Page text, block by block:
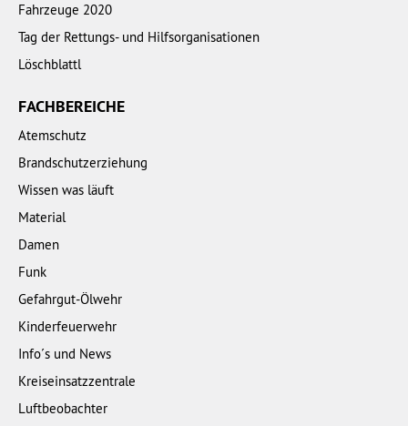
Fahrzeuge 2020
Tag der Rettungs- und Hilfsorganisationen
Löschblattl
FACHBEREICHE
Atemschutz
Brandschutzerziehung
Wissen was läuft
Material
Damen
Funk
Gefahrgut-Ölwehr
Kinderfeuerwehr
Info´s und News
Kreiseinsatzzentrale
Luftbeobachter